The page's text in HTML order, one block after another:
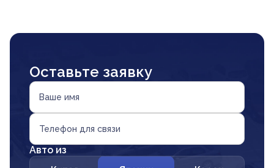
Оставьте заявку
Ваше имя
Телефон для связи
Авто из